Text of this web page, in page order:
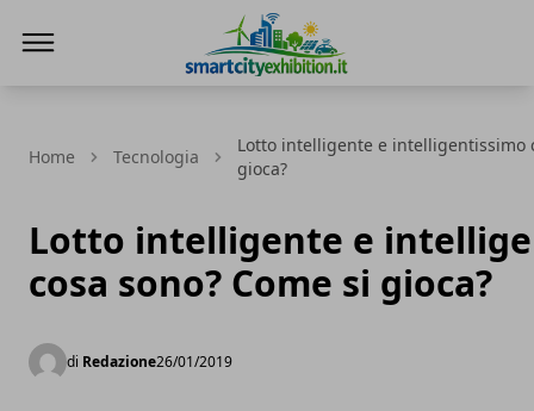
Home Tecnologia
Lotto intelligente e intelligentissimo
gioca?
Lotto intelligente e
cosa sono? Come si gioca?
di Redazione26/01/2019